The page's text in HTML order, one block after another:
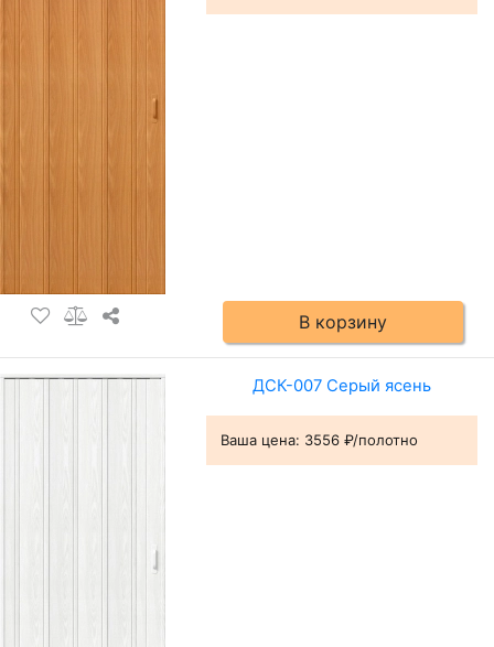
В корзину
ДСК-007 Серый ясень
Ваша цена: 3556 ₽/полотно